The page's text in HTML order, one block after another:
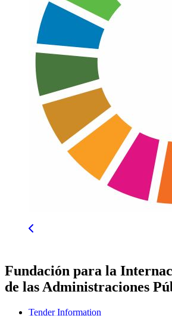
Fundación para la
de las Administraciones
Tender Information